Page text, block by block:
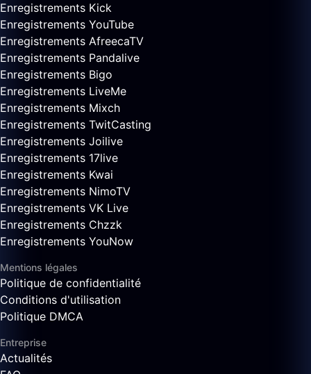
Enregistrements Kick
Enregistrements YouTube
Enregistrements AfreecaTV
Enregistrements Pandalive
Enregistrements Bigo
Enregistrements LiveMe
Enregistrements Mixch
Enregistrements TwitCasting
Enregistrements Joilive
Enregistrements 17live
Enregistrements Kwai
Enregistrements NimoTV
Enregistrements VK Live
Enregistrements Chzzk
Enregistrements YouNow
Mentions légales
Politique de confidentialité
Conditions d'utilisation
Politique DMCA
Entreprise
Actualités